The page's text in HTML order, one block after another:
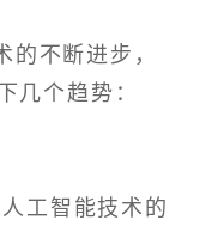
的不断进步，
几个趋势：
工智能技术的